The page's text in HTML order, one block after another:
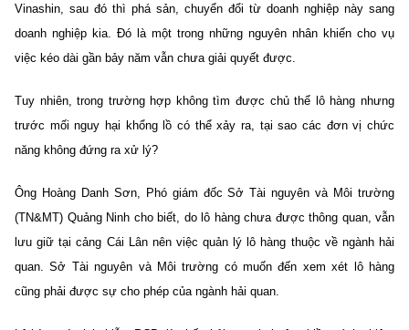
Vinashin, sau đó thì phá sản, chuyển đổi từ doanh nghiệp này sang
doanh nghiệp kia. Đó là một trong những nguyên nhân khiến cho vụ
việc kéo dài gần bảy năm vẫn chưa giải quyết được.
Tuy nhiên, trong trường hợp không tìm được chủ thể lô hàng nhưng
trước mối nguy hại khổng lồ có thể xảy ra, tại sao các đơn vị chức
năng không đứng ra xử lý?
Ông Hoàng Danh Sơn, Phó giám đốc Sở Tài nguyên và Môi trường
(TN&MT) Quảng Ninh cho biết, do lô hàng chưa được thông quan, vẫn
lưu giữ tại cảng Cái Lân nên việc quản lý lô hàng thuộc về ngành hải
quan. Sở Tài nguyên và Môi trường có muốn đến xem xét lô hàng
cũng phải được sự cho phép của ngành hải quan.